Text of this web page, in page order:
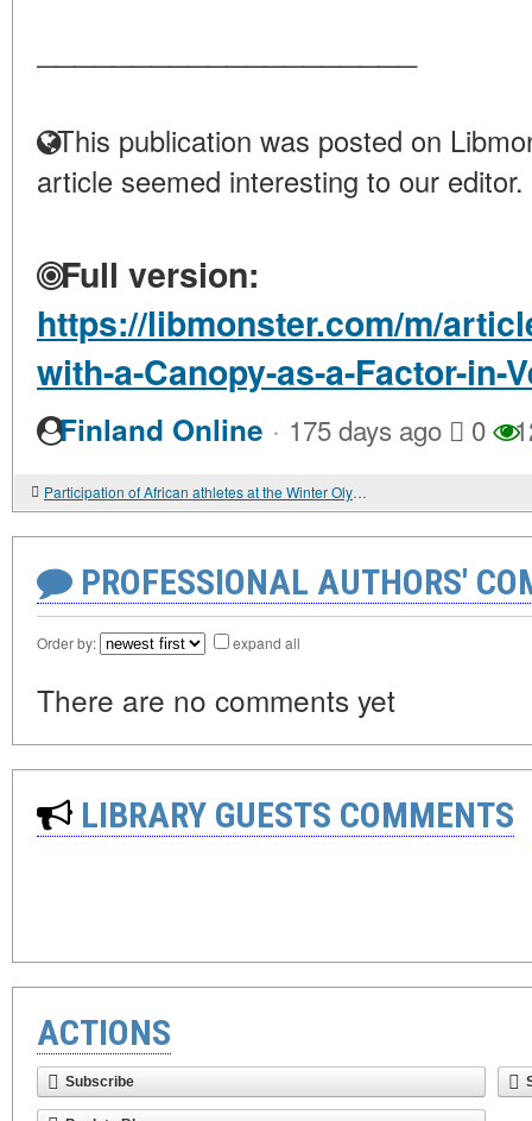
This publication was posted on
article seemed interesting to our editor.
Full version:
https://libmonster.com/m/
with-a-Canopy-as-a-Factor-in-
Finland Online · 175 days ago 0
Participation of African athletes at the Winter Olympics
PROFESSIONAL AUTHORS'
Order by: expand all
There are no comments yet
LIBRARY GUESTS COMMENTS
ACTIONS
Subscribe